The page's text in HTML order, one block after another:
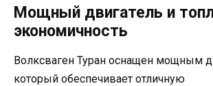
Мощный двигатель и
экономичность
Волксваген Туран оснащен мощным
который обеспечивает отличную